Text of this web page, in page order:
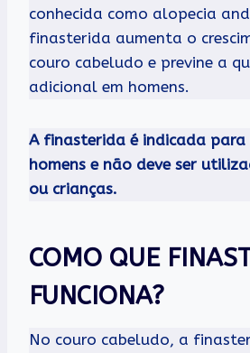
conhecida como alopecia
finasterida aumenta o
couro cabeludo e previne a
adicional em homens.
A finasterida é indicada para
homens e não deve ser
ou crianças.
COMO QUE
FUNCIONA?
No couro cabeludo, a